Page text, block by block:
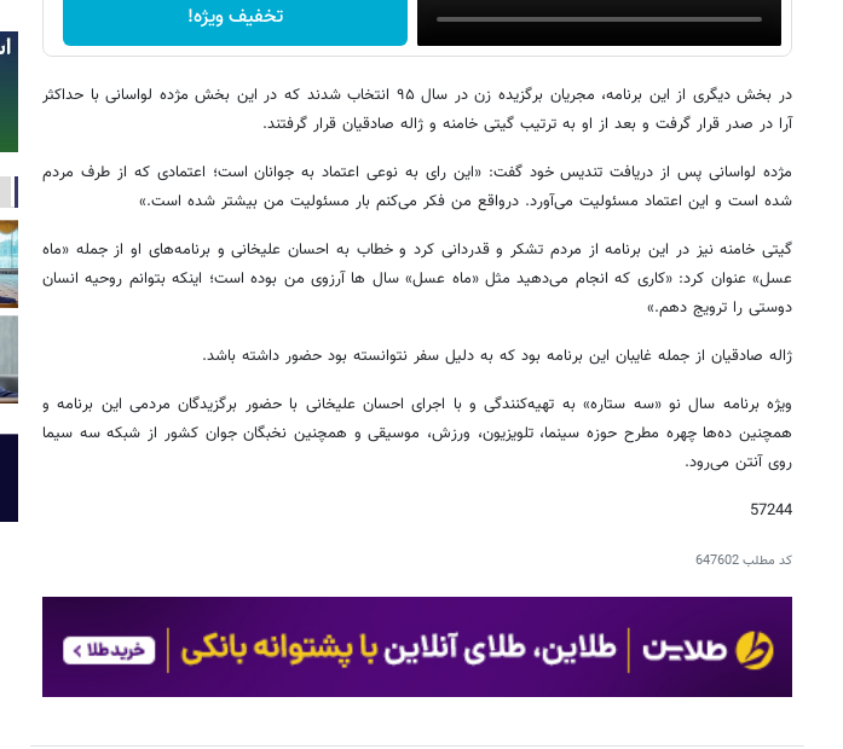
تخفیف ویژه!
در بخش دیگری از این برنامه، مجریان برگزیده زن در سال ۹۵ انتخاب شدند که در این بخش مژده لواسانی با حداکثر
آرا در صدر قرار گرفت و بعد از او به ترتیب گیتی خامنه و ژاله صادقیان قرار گرفتند.
مژده لواسانی پس از دریافت تندیس خود گفت: «این رای به نوعی اعتماد به جوانان است؛ اعتمادی که از طرف مردم
شده است و این اعتماد مسئولیت می‌آورد. درواقع من فکر می‌کنم بار مسئولیت من بیشتر شده است.»
گیتی خامنه نیز در این برنامه از مردم تشکر و قدردانی کرد و خطاب به احسان علیخانی و برنامه‌های او از جمله «ماه
عسل» عنوان کرد: «کاری که انجام می‌دهید مثل «ماه عسل» سال ها آرزوی من بوده است؛ اینکه بتوانم روحیه انسان
دوستی را ترویج دهم.»
ژاله صادقیان از جمله غایبان این برنامه بود که به دلیل سفر نتوانسته بود حضور داشته باشد.
ویژه برنامه سال نو «سه ستاره» به تهیه‌کنندگی و با اجرای احسان علیخانی با حضور برگزیدگان مردمی این برنامه و
همچنین ده‌ها چهره مطرح حوزه سینما، تلویزیون، ورزش، موسیقی و همچنین نخبگان جوان کشور از شبكه سه سیما
روی آنتن می‌رود.
57244
کد مطلب647602